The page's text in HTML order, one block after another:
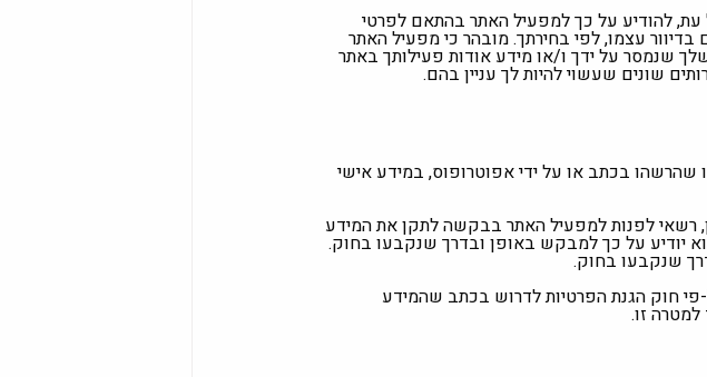
עת, להודיע על כך למפעיל האתר בהתאם לפרטי
עצמו, לפי בחירתך. מובהר כי מפעיל האתר
שלך שנמסר על ידך ו/או מידע אודות פעילותך באתר
שונים שעשוי להיות לך עניין בהם.
שהרשהו בכתב או על ידי אפוטרופוס, במידע אישי
רשאי לפנות למפעיל האתר בבקשה לתקן את המידע
יודיע על כך למבקש באופן ובדרך שנקבעו בחוק.
שנקבעו בחוק.
חוק הגנת הפרטיות לדרוש בכתב שהמידע
זו.